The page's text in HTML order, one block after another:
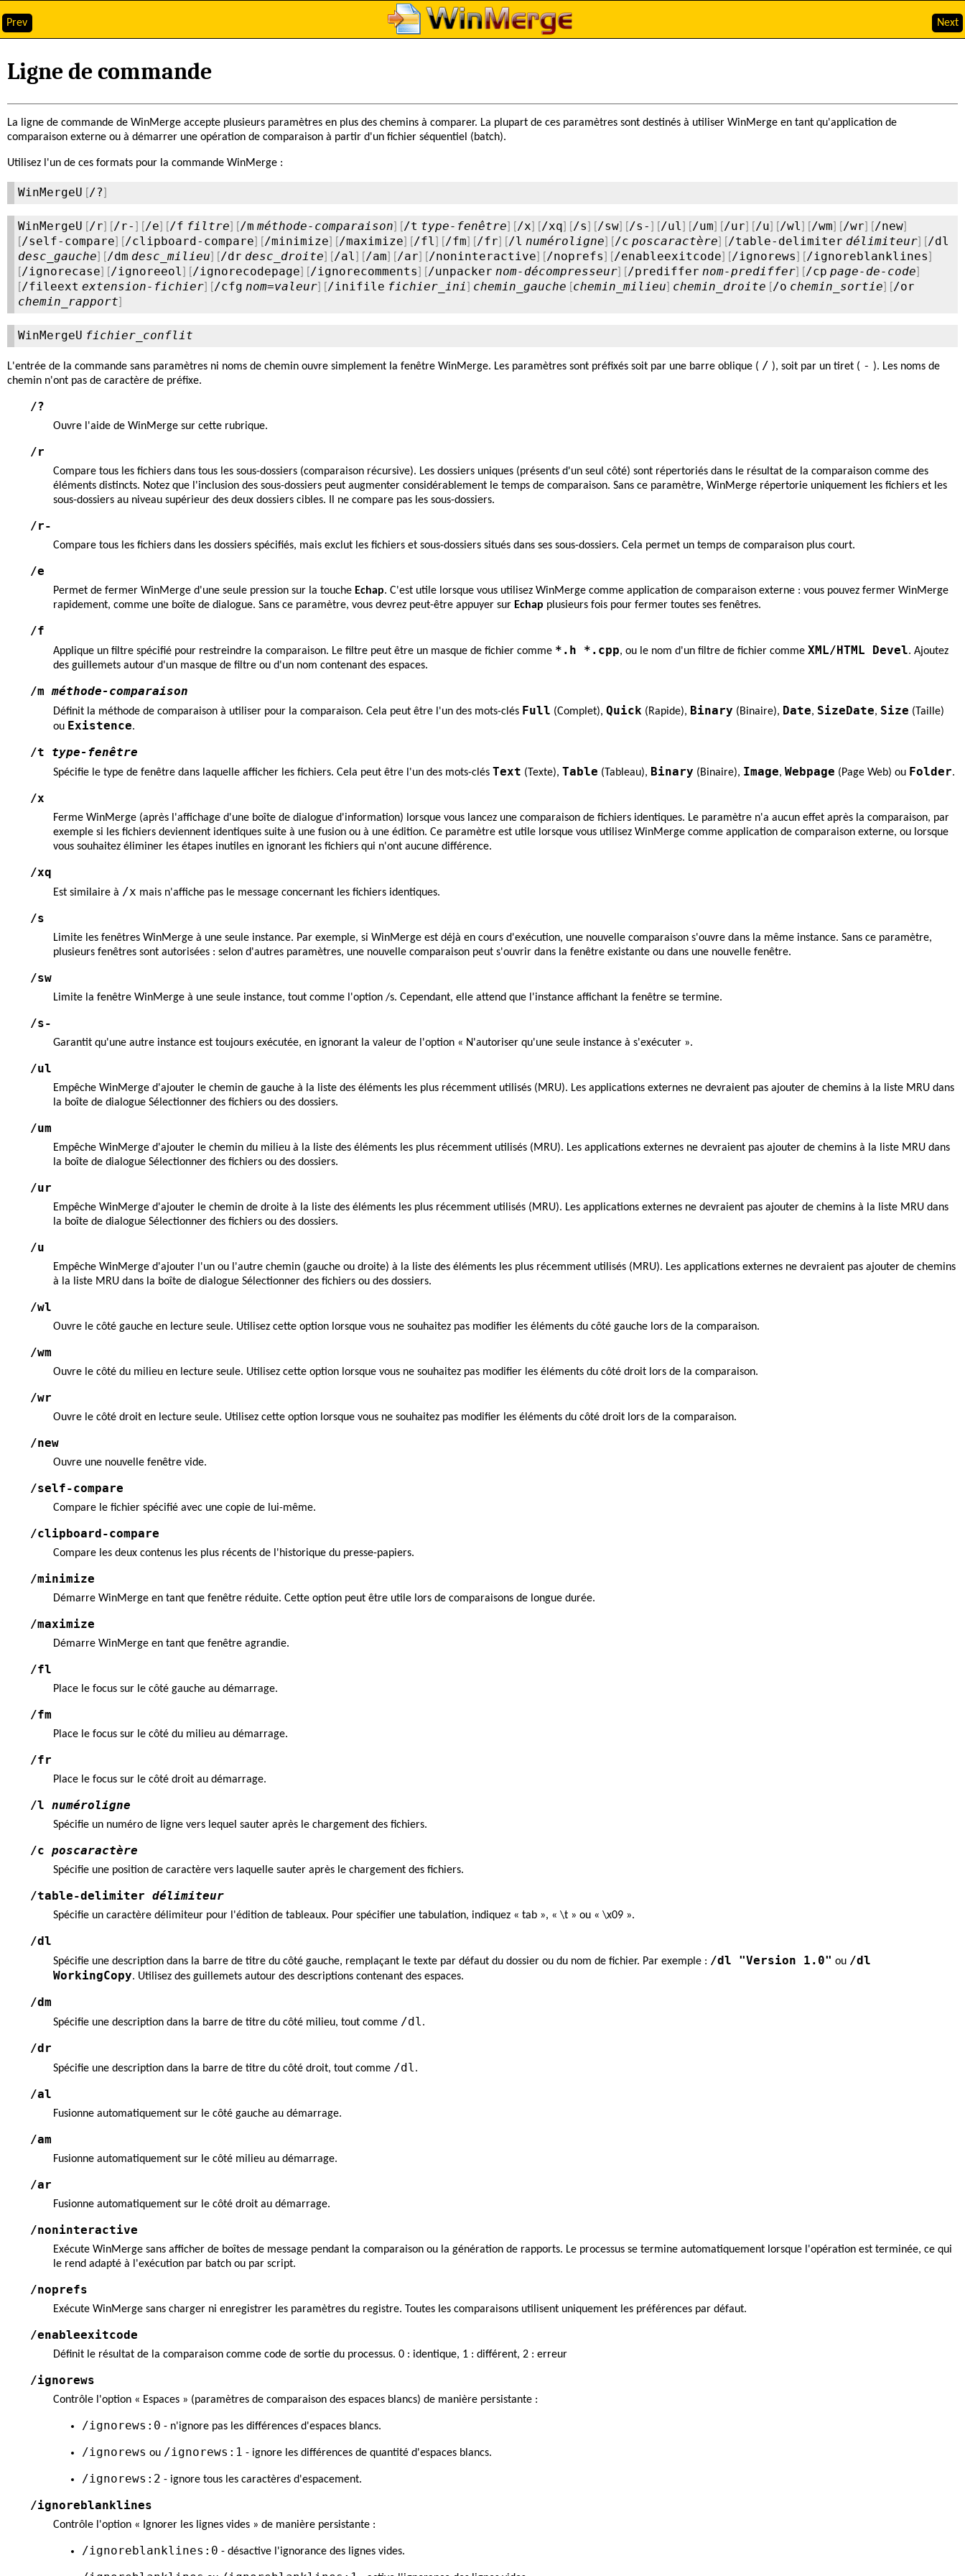
Prev Next
Ligne de commande
La ligne de commande de WinMerge accepte plusieurs paramètres en plus des chemins à comparer. La plupart de ces paramètres sont destinés à utiliser WinMerge en tant qu'application de
comparaison externe ou à démarrer une opération de comparaison à partir d'un fichier séquentiel (batch).
Utilisez l'un de ces formats pour la commande WinMerge :
WinMergeU /?
WinMergeU /r /r- /e /f filtre /m méthode-comparaison /t type-fenêtre /x /xq /s /sw /s- /ul /um /ur /u /wl /wm /wr /new
/self-compare /clipboard-compare /minimize /maximize /fl /fm /fr /l numéroligne /c poscaractère /table-delimiter délimiteur
/dl
desc_gauche
/dm desc_milieu /dr desc_droite /al /am /ar /noninteractive /noprefs /enableexitcode /ignorews /ignoreblanklines
/ignorecase /ignoreeol /ignorecodepage /ignorecomments /unpacker nom-décompresseur /prediffer nom-prediffer /cp page-de-code
/fileext extension-fichier /cfg nom=valeur /inifile fichier_ini chemin_gauche chemin_milieu chemin_droite /o chemin_sortie
/or
chemin_rapport
WinMergeU fichier_conflit
L'entrée de la commande sans paramètres ni noms de chemin ouvre simplement la fenêtre WinMerge. Les paramètres sont préfixés soit par une barre oblique ( / ), soit par un tiret ( - ). Les noms de
chemin n'ont pas de caractère de préfixe.
/?
Ouvre l'aide de WinMerge sur cette rubrique.
/r
Compare tous les fichiers dans tous les sous-dossiers (comparaison récursive). Les dossiers uniques (présents d'un seul côté) sont répertoriés dans le résultat de la comparaison comme des
éléments distincts. Notez que l'inclusion des sous-dossiers peut augmenter considérablement le temps de comparaison. Sans ce paramètre, WinMerge répertorie uniquement les fichiers et les
sous-dossiers au niveau supérieur des deux dossiers cibles. Il ne compare pas les sous-dossiers.
/r-
Compare tous les fichiers dans les dossiers spécifiés, mais exclut les fichiers et sous-dossiers situés dans ses sous-dossiers. Cela permet un temps de comparaison plus court.
/e
Permet de fermer WinMerge d'une seule pression sur la touche Echap. C'est utile lorsque vous utilisez WinMerge comme application de comparaison externe : vous pouvez fermer WinMerge
rapidement, comme une boîte de dialogue. Sans ce paramètre, vous devrez peut-être appuyer sur Echap plusieurs fois pour fermer toutes ses fenêtres.
/f
Applique un filtre spécifié pour restreindre la comparaison. Le filtre peut être un masque de fichier comme *.h *.cpp, ou le nom d'un filtre de fichier comme XML/HTML Devel. Ajoutez
des guillemets autour d'un masque de filtre ou d'un nom contenant des espaces.
/mméthode-comparaison
Définit la méthode de comparaison à utiliser pour la comparaison. Cela peut être l'un des mots-clés Full (Complet), Quick (Rapide), Binary (Binaire), Date, SizeDate, Size (Taille)
ou Existence.
/t type-fenêtre
Spécifie le type de fenêtre dans laquelle afficher les fichiers. Cela peut être l'un des mots-clés Text (Texte), Table (Tableau), Binary (Binaire), Image, Webpage (Page Web) ou Folder.
/x
Ferme WinMerge (après l'affichage d'une boîte de dialogue d'information) lorsque vous lancez une comparaison de fichiers identiques. Le paramètre n'a aucun effet après la comparaison, par
exemple si les fichiers deviennent identiques suite à une fusion ou à une édition. Ce paramètre est utile lorsque vous utilisez WinMerge comme application de comparaison externe, ou lorsque
vous souhaitez éliminer les étapes inutiles en ignorant les fichiers qui n'ont aucune différence.
/xq
Est similaire à /x mais n'affiche pas le message concernant les fichiers identiques.
/s
Limite les fenêtres WinMerge à une seule instance. Par exemple, si WinMerge est déjà en cours d'exécution, une nouvelle comparaison s'ouvre dans la même instance. Sans ce paramètre,
plusieurs fenêtres sont autorisées : selon d'autres paramètres, une nouvelle comparaison peut s'ouvrir dans la fenêtre existante ou dans une nouvelle fenêtre.
/sw
Limite la fenêtre WinMerge à une seule instance, tout comme l'option /s. Cependant, elle attend que l'instance affichant la fenêtre se termine.
/s-
Garantit qu'une autre instance est toujours exécutée, en ignorant la valeur de l'option « N'autoriser qu'une seule instance à s'exécuter ».
/ul
Empêche WinMerge d'ajouter le chemin de gauche à la liste des éléments les plus récemment utilisés (MRU). Les applications externes ne devraient pas ajouter de chemins à la liste MRU dans
la boîte de dialogue Sélectionner des fichiers ou des dossiers.
/um
Empêche WinMerge d'ajouter le chemin du milieu à la liste des éléments les plus récemment utilisés (MRU). Les applications externes ne devraient pas ajouter de chemins à la liste MRU dans
la boîte de dialogue Sélectionner des fichiers ou des dossiers.
/ur
Empêche WinMerge d'ajouter le chemin de droite à la liste des éléments les plus récemment utilisés (MRU). Les applications externes ne devraient pas ajouter de chemins à la liste MRU dans
la boîte de dialogue Sélectionner des fichiers ou des dossiers.
/u
Empêche WinMerge d'ajouter l'un ou l'autre chemin (gauche ou droite) à la liste des éléments les plus récemment utilisés (MRU). Les applications externes ne devraient pas ajouter de chemins
à la liste MRU dans la boîte de dialogue Sélectionner des fichiers ou des dossiers.
/wl
Ouvre le côté gauche en lecture seule. Utilisez cette option lorsque vous ne souhaitez pas modifier les éléments du côté gauche lors de la comparaison.
/wm
Ouvre le côté du milieu en lecture seule. Utilisez cette option lorsque vous ne souhaitez pas modifier les éléments du côté droit lors de la comparaison.
/wr
Ouvre le côté droit en lecture seule. Utilisez cette option lorsque vous ne souhaitez pas modifier les éléments du côté droit lors de la comparaison.
/new
Ouvre une nouvelle fenêtre vide.
/self-compare
Compare le fichier spécifié avec une copie de lui-même.
/clipboard-compare
Compare les deux contenus les plus récents de l'historique du presse-papiers.
/minimize
Démarre WinMerge en tant que fenêtre réduite. Cette option peut être utile lors de comparaisons de longue durée.
/maximize
Démarre WinMerge en tant que fenêtre agrandie.
/fl
Place le focus sur le côté gauche au démarrage.
/fm
Place le focus sur le côté du milieu au démarrage.
/fr
Place le focus sur le côté droit au démarrage.
/l numéroligne
Spécifie un numéro de ligne vers lequel sauter après le chargement des fichiers.
/c poscaractère
Spécifie une position de caractère vers laquelle sauter après le chargement des fichiers.
/table-delimiter délimiteur
Spécifie un caractère délimiteur pour l'édition de tableaux. Pour spécifier une tabulation, indiquez « tab », « \t » ou « \x09 ».
/dl
Spécifie une description dans la barre de titre du côté gauche, remplaçant le texte par défaut du dossier ou du nom de fichier. Par exemple : /dl "Version 1.0" ou /dl
WorkingCopy. Utilisez des guillemets autour des descriptions contenant des espaces.
/dm
Spécifie une description dans la barre de titre du côté milieu, tout comme /dl.
/dr
Spécifie une description dans la barre de titre du côté droit, tout comme /dl.
/al
Fusionne automatiquement sur le côté gauche au démarrage.
/am
Fusionne automatiquement sur le côté milieu au démarrage.
/ar
Fusionne automatiquement sur le côté droit au démarrage.
/noninteractive
Exécute WinMerge sans afficher de boîtes de message pendant la comparaison ou la génération de rapports. Le processus se termine automatiquement lorsque l'opération est terminée, ce qui
le rend adapté à l'exécution par batch ou par script.
/noprefs
Exécute WinMerge sans charger ni enregistrer les paramètres du registre. Toutes les comparaisons utilisent uniquement les préférences par défaut.
/enableexitcode
Définit le résultat de la comparaison comme code de sortie du processus. 0 : identique, 1 : différent, 2 : erreur
/ignorews
Contrôle l'option « Espaces » (paramètres de comparaison des espaces blancs) de manière persistante :
/ignorews:0 - n'ignore pas les différences d'espaces blancs.
/ignorews ou /ignorews:1 - ignore les différences de quantité d'espaces blancs.
/ignorews:2 - ignore tous les caractères d'espacement.
/ignoreblanklines
Contrôle l'option « Ignorer les lignes vides » de manière persistante :
/ignoreblanklines:0 - désactive l'ignorance des lignes vides.